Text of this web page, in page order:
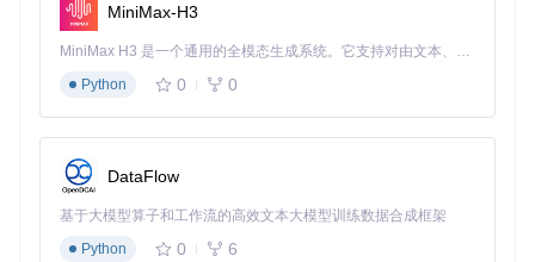
下载优化技巧
启用"分段下载"功能（Settings > Network > Chunked Dow
nload）
避开网络高峰时段（建议凌晨2-6点进行下载）
⚠️ 安装过程中不要强制重启设备 ⚠️ 首次启动可能需要5-10分
钟，请耐心等待 ⚠️ 安装完成后会自动重启2-3次，属正常现象
性能数据对比：升级前后关键指标实测
MiniMax-H3
MiniMax H3 是一个通用的全模态生成系统。它支持对由文本、图像、视频和音频组成的多模态上下文进行统一理解，并能生成分辨率高达 2K、时长可达 15 秒的带原生立体声音频的视频。得益于面向任务泛化的系统设计，H3 在预训练阶段就已具备广泛的多模态上下文理解与生成能力，能够出色地执行复杂的多模态指令。
Python
0 0
DataFlow
基于大模型算子和工作流的高效文本大模型训练数据合成框架
Python
0 6